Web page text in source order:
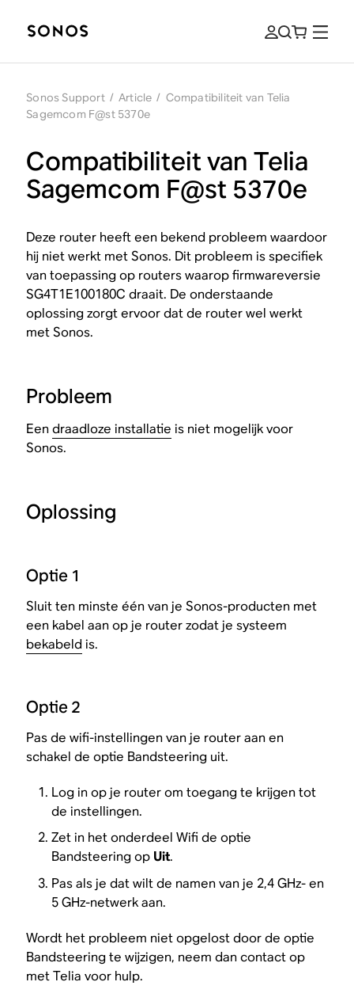
Sonos Support / Article / Compatibiliteit van Telia
Sagemcom F@st 5370e
Compatibiliteit van Telia
Sagemcom F@st 5370e
Deze router heeft een bekend probleem waardoor
hij niet werkt met Sonos. Dit probleem is specifiek
van toepassing op routers waarop firmwareversie
SG4T1E100180C draait. De onderstaande
oplossing zorgt ervoor dat de router wel werkt
met Sonos.
Probleem
Eendraadloze installatie is niet mogelijk voor
Sonos.
Oplossing
Optie 1
Sluit ten minste één van je Sonos-producten met
een kabel aan op je router zodat je systeem
bekabeld is.
Optie 2
Pas de wifi-instellingen van je router aan en
schakel de optie Bandsteering uit.
Log in op je router om toegang te krijgen tot
de instellingen.
Zet in het onderdeel Wifi de optie
Bandsteering op Uit.
Pas als je dat wilt de namen van je 2,4 GHz- en
5 GHz-netwerk aan.
Wordt het probleem niet opgelost door de optie
Bandsteering te wijzigen, neem dan contact op
met Telia voor hulp.